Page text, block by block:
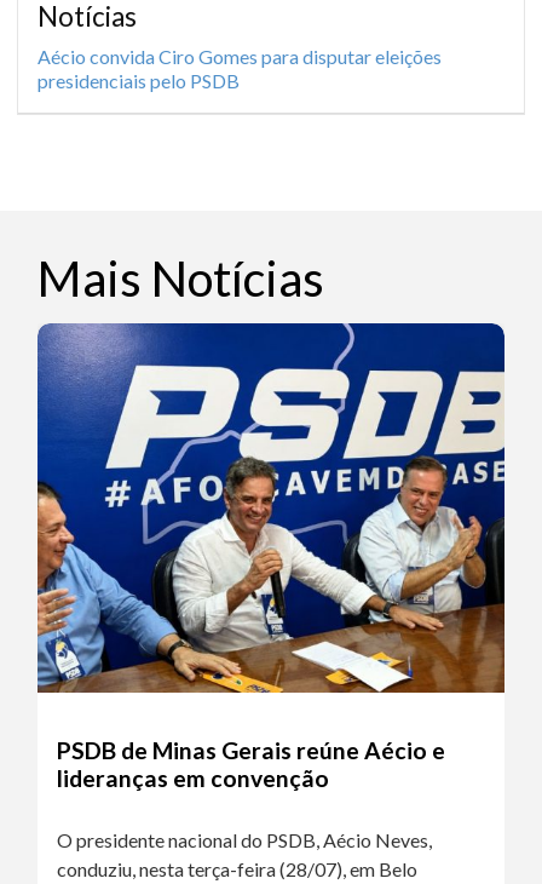
Notícias
Aécio convida Ciro Gomes para disputar eleições
presidenciais pelo PSDB
Mais Notícias
PSDB de Minas Gerais reúne Aécio e
lideranças em convenção
O presidente nacional do PSDB, Aécio Neves,
conduziu, nesta terça-feira (28/07), em Belo